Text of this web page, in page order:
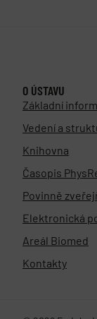
O ÚSTAVU
Základní
Vedení a
Knihovna
Časopis
Povinně
Elektronická
Areál Biomed
Kontakty